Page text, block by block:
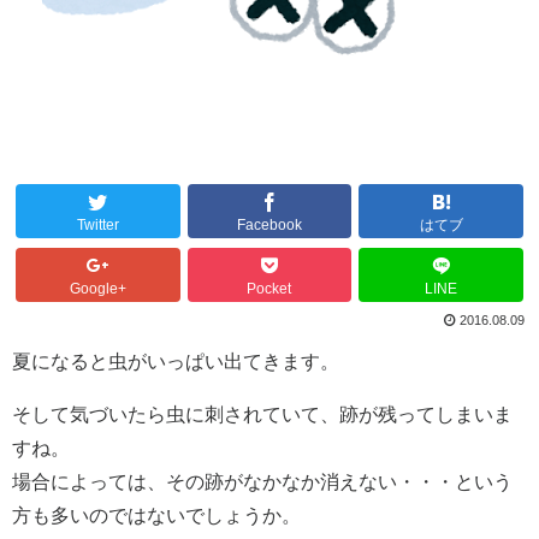
Twitter Facebook はてブ
Google+ Pocket LINE
2016.08.09
夏になると虫がいっぱい出てきます。
そして気づいたら虫に刺されていて、跡が残ってしまいま
すね。
場合によっては、その跡がなかなか消えない・・・という
方も多いのではないでしょうか。